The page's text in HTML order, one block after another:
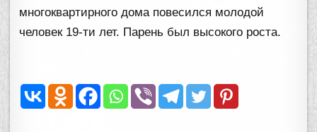
многоквартирного дома повесился молодой
человек 19-ти лет. Парень был высокого роста.